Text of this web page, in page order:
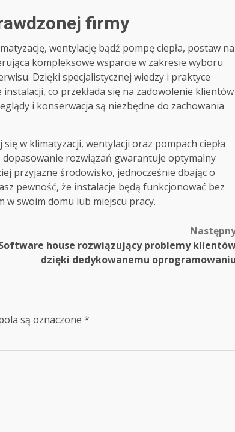
firmy
wentylację bądź pompę ciepła, postaw na
kompleksowe wsparcie w zakresie wyboru
Dzięki specjalistycznej wiedzy i praktyce
instalacji, co przekłada się na zadowolenie klientów
i konserwacja są niezbędne do zachowania
w klimatyzacji, wentylacji oraz pompach ciepła
dopasowanie rozwiązań gwarantuje optymalny
przyjazne środowisko, jednocześnie dbając o
pewność, że instalacje będą funkcjonować bez
w swoim domu lub miejscu pracy.
house rozwiązujący problemy
dzięki dedykowanemu oprogramowaniu
są oznaczone *